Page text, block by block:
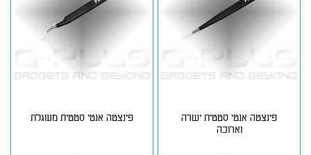
פינצטה אנטי סטטית ישרה
וארוכה
פינצטה אנטי סטטית מעוגלת